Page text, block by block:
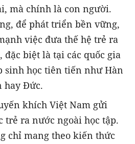
mà chính là con người.
để phát triển bền vững,
việc đưa thế hệ trẻ ra
đặc biệt là tại các quốc gia
sinh học tiên tiến như Hàn
hay Đức.
khích Việt Nam gửi
trẻ ra nước ngoài học tập.
chỉ mang theo kiến thức